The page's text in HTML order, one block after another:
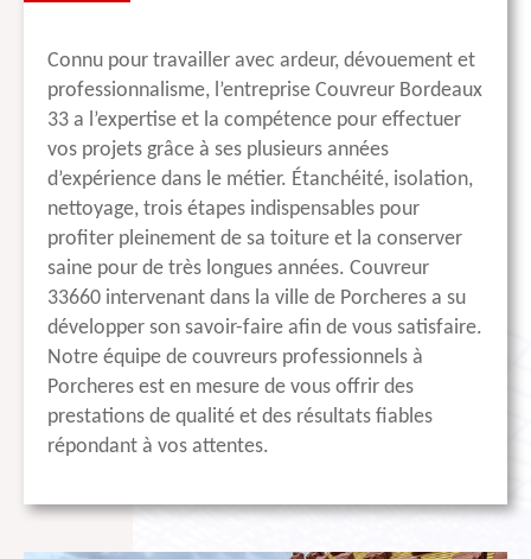
Connu pour travailler avec ardeur, dévouement et
professionnalisme, l’entreprise Couvreur Bordeaux
33 a l’expertise et la compétence pour effectuer
vos projets grâce à ses plusieurs années
d’expérience dans le métier. Étanchéité, isolation,
nettoyage, trois étapes indispensables pour
profiter pleinement de sa toiture et la conserver
saine pour de très longues années. Couvreur
33660 intervenant dans la ville de Porcheres a su
développer son savoir-faire afin de vous satisfaire.
Notre équipe de couvreurs professionnels à
Porcheres est en mesure de vous offrir des
prestations de qualité et des résultats fiables
répondant à vos attentes.